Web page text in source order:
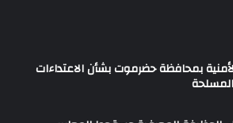
بمحافظة حضرموت بشأن الاعتداءات